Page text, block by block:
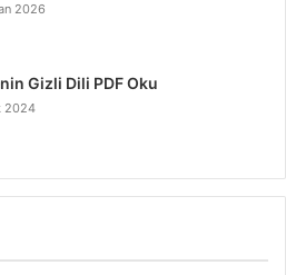
2026
Gizli Dili PDF Oku
2024